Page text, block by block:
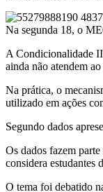
Na segunda 18, o
A Condicionalidade
ainda não atendem
Na prática, o
utilizado em ações
Segundo dados
Os dados fazem
considera estudantes
O tema foi debatido